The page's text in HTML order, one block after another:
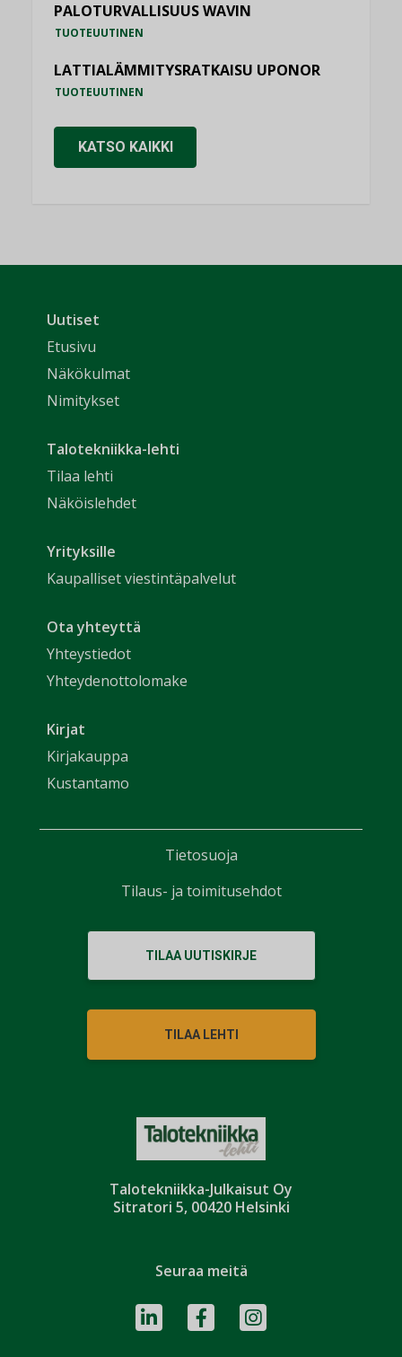
PALOTURVALLISUUS WAVIN
TUOTEUUTINEN
LATTIALÄMMITYSRATKAISU UPONOR
TUOTEUUTINEN
KATSO KAIKKI
Talotekniikka-Julkaisut Oy
Sitratori 5, 00420 Helsinki
Uutiset
Etusivu
Näkökulmat
Nimitykset
Talotekniikka-lehti
Tilaa lehti
Näköislehdet
Yrityksille
Kaupalliset viestintäpalvelut
Ota yhteyttä
Yhteystiedot
Yhteydenottolomake
Kirjat
Kirjakauppa
Kustantamo
TILAA UUTISKIRJE
TILAA LEHTI
Seuraa meitä
Tietosuoja
Tilaus- ja toimitusehdot